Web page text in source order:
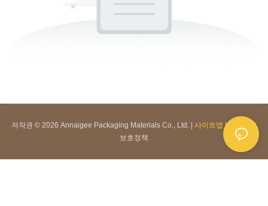
저작권 © 2026 Annaigee Packaging Materials Co., Ltd. | 사이트맵 |개인정보
보호정책